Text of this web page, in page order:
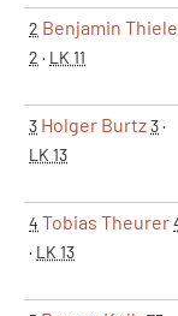
2 Benjamin Thiele
2 · LK 11
3 Holger Burtz3·
LK 13
4 Tobias Theurer
· LK 13